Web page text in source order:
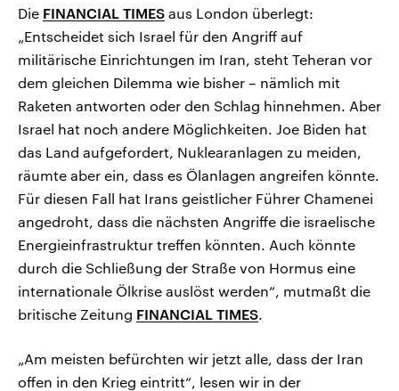
Die FINANCIAL TIMES aus London überlegt:
„Entscheidet sich Israel für den Angriff auf
militärische Einrichtungen im Iran, steht Teheran vor
dem gleichen Dilemma wie bisher – nämlich mit
Raketen antworten oder den Schlag hinnehmen. Aber
Israel hat noch andere Möglichkeiten. Joe Biden hat
das Land aufgefordert, Nuklearanlagen zu meiden,
räumte aber ein, dass es Ölanlagen angreifen könnte.
Für diesen Fall hat Irans geistlicher Führer Chamenei
angedroht, dass die nächsten Angriffe die israelische
Energieinfrastruktur treffen könnten. Auch könnte
durch die Schließung der Straße von Hormus eine
internationale Ölkrise auslöst werden“, mutmaßt die
britische Zeitung FINANCIAL TIMES.
„Am meisten befürchten wir jetzt alle, dass der Iran
offen in den Krieg eintritt“, lesen wir in der